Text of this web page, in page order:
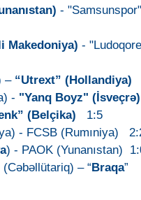
-
Makedoniya) -
– “Utrext” (Hollandiya)
- "Yanq Boyz" (İsveçrə)
(Belçika) 1:5
- FCSB (Rumıniya)
) - PAOK (Yunanıstan)
– “Braqa”